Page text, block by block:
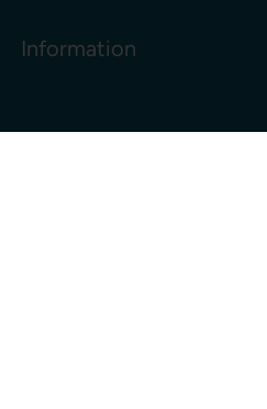
Information